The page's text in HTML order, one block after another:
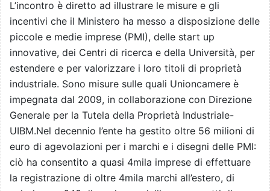
L’incontro è diretto ad illustrare le misure e gli
incentivi che il Ministero ha messo a disposizione delle
piccole e medie imprese (PMI), delle start up
innovative, dei Centri di ricerca e della Università, per
estendere e per valorizzare i loro titoli di proprietà
industriale. Sono misure sulle quali Unioncamere è
impegnata dal 2009, in collaborazione con Direzione
Generale per la Tutela della Proprietà Industriale-
UIBM.Nel decennio l’ente ha gestito oltre 56 milioni di
euro di agevolazioni per i marchi e i disegni delle PMI:
ciò ha consentito a quasi 4mila imprese di effettuare
la registrazione di oltre 4mila marchi all’estero, di